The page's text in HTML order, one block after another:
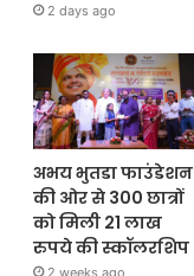
2 days ago
अभय भुतडा फाउंडेशन
की ओर से 300 छात्रों
को मिली 21 लाख
रुपये की स्कॉलरशिप